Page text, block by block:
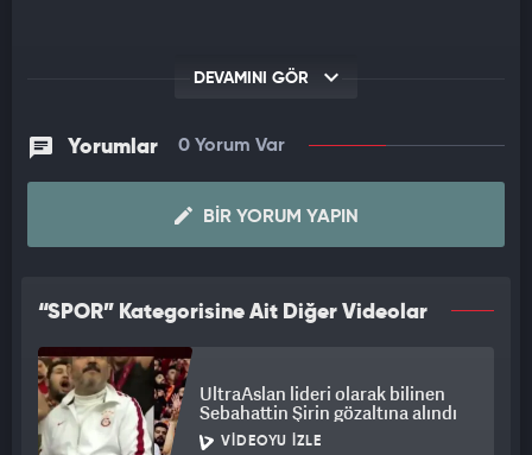
DEVAMINI GÖR
Yorumlar 0 Yorum Var
BIR YORUM YAPIN
“SPOR” Kategorisine Ait Diğer Videolar
UltraAslan lideri olarak bilinen
Sebahattin Şirin gözaltına alındı
VIDEOYU İZLE